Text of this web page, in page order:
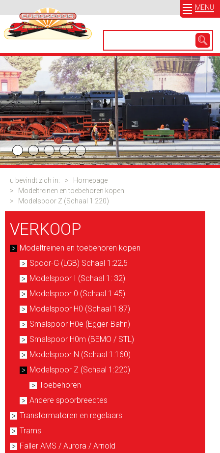
MENU
u bevindt zich in: >
Homepage
>
Modeltreinen en toebehoren kopen
>
Modelspoor Z (Schaal 1:220)
VERKOOP
Modeltreinen en toebehoren kopen
Spoor-G (LGB) Schaal 1:22,5
Modelspoor I (Schaal 1: 32)
Modelspoor 0 (Schaal 1:45)
Modelspoor H0 (Schaal 1:87)
Smalspoor H0e (Egger-Bahn)
Smalspoor H0m (BEMO / STL)
Modelspoor N (Schaal 1:160)
Modelspoor Z (Schaal 1:220)
Toebehoren
Andere spoorbreedtes
Transformatoren en regelaars
Trams
Faller AMS / Aurora / Arnold